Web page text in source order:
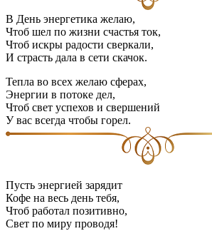
В День энергетика желаю,
Чтоб шел по жизни счастья ток,
Чтоб искры радости сверкали,
И страсть дала в сети скачок.
Тепла во всех желаю сферах,
Энергии в потоке дел,
Чтоб свет успехов и свершений
У вас всегда чтобы горел.
Пусть энергией зарядит
Кофе на весь день тебя,
Чтоб работал позитивно,
Свет по миру проводя!